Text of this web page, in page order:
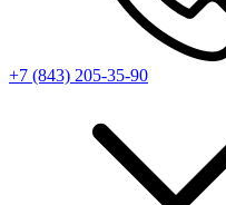
+7 (843) 205-35-90